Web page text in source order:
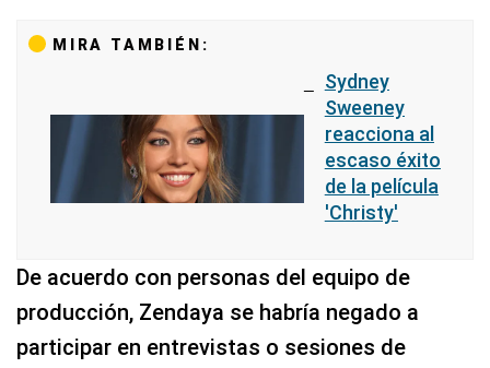
MIRA TAMBIÉN:
Sydney
Sweeney
reacciona al
escaso éxito
de la película
'Christy'
De acuerdo con personas del equipo de
producción, Zendaya se habría negado a
participar en entrevistas o sesiones de